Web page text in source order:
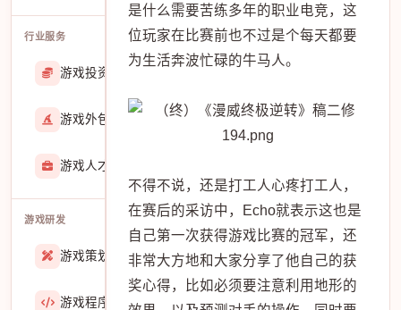
行业服务
游戏投资交易
游戏外包
游戏人才招聘
游戏研发
游戏策划 27557
游戏程序 36423
是什么需要苦练多年的职业电竞，这
位玩家在比赛前也不过是个每天都要
为生活奔波忙碌的牛马人。
不得不说，还是打工人心疼打工人，
在赛后的采访中，Echo就表示这也是
自己第一次获得游戏比赛的冠军，还
非常大方地和大家分享了他自己的获
奖心得，比如必须要注意利用地形的